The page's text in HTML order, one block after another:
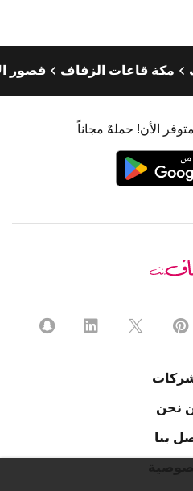
مكة قاعات الزفاف قصور
الأن! حملهٌ مجاناً
نحن
بنا